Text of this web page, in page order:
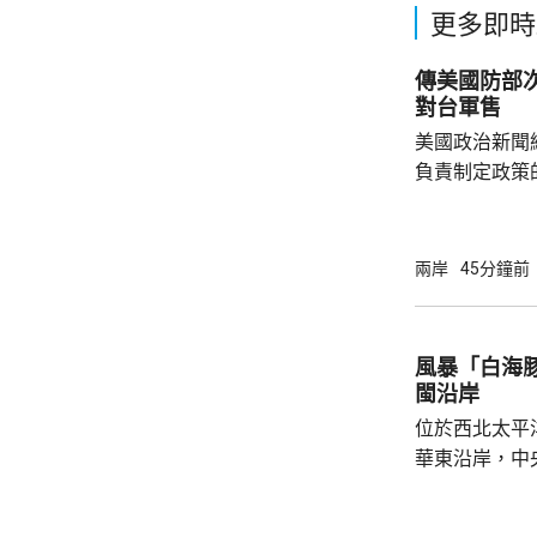
更多即
傳美國防部
對台軍售
美國政治新聞
負責制定政策
售案。 報道指，科爾比認為美中關係過去一年
訪問中國有
爭取中方的訪
演講，要求國
兩岸 45分鐘前
風暴「白海
閩沿岸
位於西北太平
華東沿岸，中